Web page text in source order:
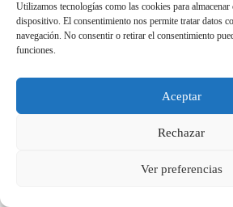
Utilizamos tecnologías como las cookies para
dispositivo. El consentimiento nos permite tratar datos
navegación. No consentir o retirar el consentimiento
funciones.
Aceptar
Rechazar
Ver preferencias
Tratar manchas en cocinas,
SERVICIO LOCAL